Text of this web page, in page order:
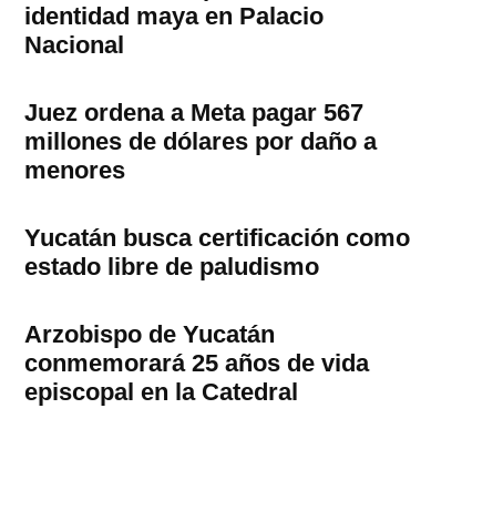
identidad maya en Palacio
Nacional
Juez ordena a Meta pagar 567
millones de dólares por daño a
menores
Yucatán busca certificación como
estado libre de paludismo
Arzobispo de Yucatán
conmemorará 25 años de vida
episcopal en la Catedral